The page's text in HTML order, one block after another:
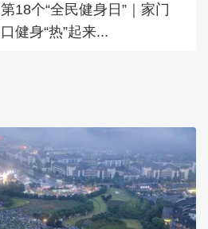
第18个“全民健身日”｜家门
口健身“热”起来...